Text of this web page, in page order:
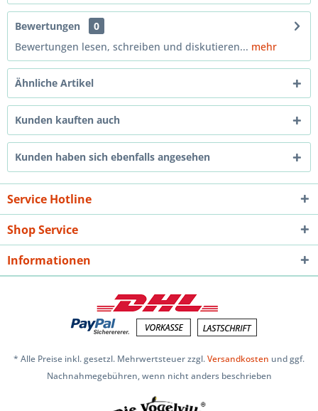
Bewertungen
0
Bewertungen lesen, schreiben und diskutieren... mehr
Ähnliche Artikel
Kunden kauften auch
Kunden haben sich ebenfalls angesehen
Service Hotline
Shop Service
Informationen
* Alle Preise inkl. gesetzl. Mehrwertsteuer zzgl.Versandkosten und ggf.
Nachnahmegebühren, wenn nicht anders beschrieben